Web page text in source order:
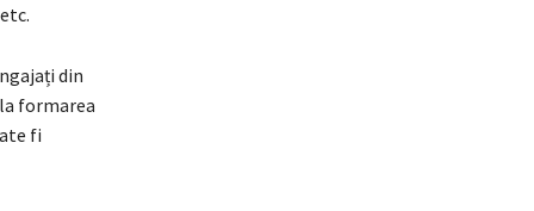
din
formarea
fi